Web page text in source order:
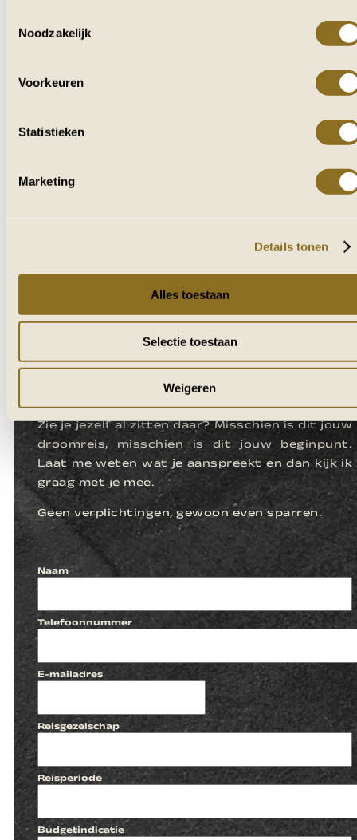
Noodzakelijk
Voorkeuren
Statistieken
Marketing
Details tonen
Alles toestaan
Selectie toestaan
Weigeren
VOOR IEDEREEN
inspiratie uit zuidelijk Afrika.
Naam
VERZENDEN
LATEN WE
KENNISMAKEN
Zie je jezelf al zitten daar? Misschien is dit jouw
droomreis, misschien is dit jouw beginpunt.
Laat me weten wat je aanspreekt en dan kijk ik
graag met je mee.
Geen verplichtingen, gewoon even sparren.
Naam
Telefoonnummer
E-mailadres
Reisgezelschap
Reisperiode
Budgetindicatie